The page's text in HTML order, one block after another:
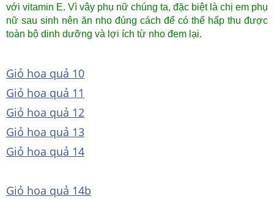
với vitamin E. Vì vây phụ nữ chúng ta, đặc biệt là chị em phụ
nữ sau sinh nên ăn nho đúng cách để có thể hấp thu được
toàn bộ dinh dưỡng và lợi ích từ nho đem lại.
Giỏ hoa quả 10
Giỏ hoa quả 11
Giỏ hoa quả 12
Giỏ hoa quả 13
Giỏ hoa quả 14
Giỏ hoa quả 14b